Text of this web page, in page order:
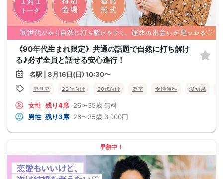
《90年代生まれ限定》共通の話題で自然に打ち解け
る♪必ず全員と話せる安心進行！
名駅 | 8月16日(日) 10:30〜
アリア 20代向け 30代向け 個室 女性無料 愛知県
女性 残り4席 26〜35歳 無料
男性 残り3席 26〜35歳 3,000円
早割中！